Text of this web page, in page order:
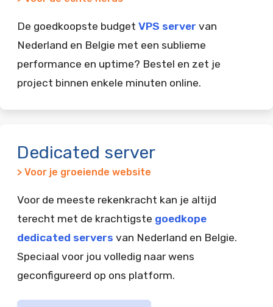
De goedkoopste budget VPS server van
Nederland en Belgie met een sublieme
performance en uptime? Bestel en zet je
project binnen enkele minuten online.
Dedicated server
> Voor je groeiende website
Voor de meeste rekenkracht kan je altijd
terecht met de krachtigste goedkope
dedicated servers van Nederland en Belgie.
Speciaal voor jou volledig naar wens
geconfigureerd op ons platform.